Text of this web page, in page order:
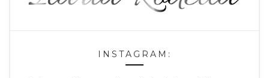
INSTAGRAM: